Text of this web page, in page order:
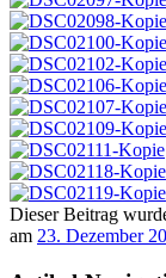
Dieser Beitrag
am 23. Dezember